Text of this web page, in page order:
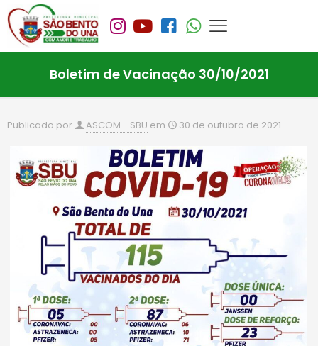
Boletim de Vacinação 30/10/2021
Publicado por ASCOM - SBU em 30 de outubro de 2021